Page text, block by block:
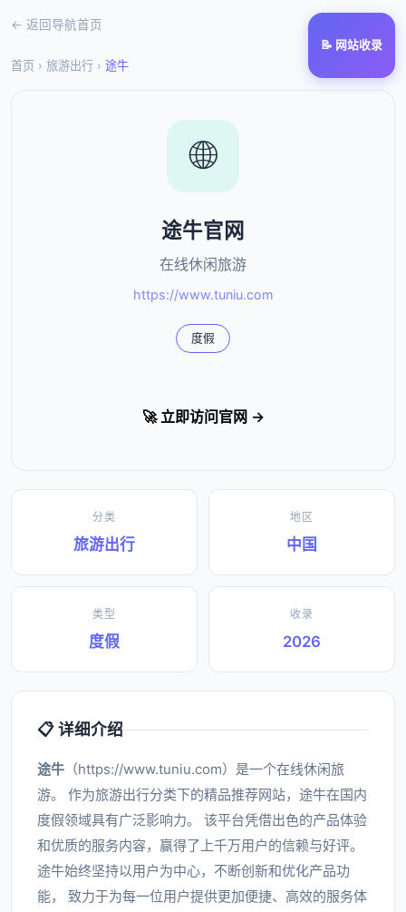
📝 网站收录
← 返回导航首页
首页 › 旅游出行 › 途牛
🌐
途牛官网
在线休闲旅游
https://www.tuniu.com
度假
🚀 立即访问官网 →
分类
旅游出行
地区
中国
类型
度假
收录
2026
📋 详细介绍
途牛 （https://www.tuniu.com）是一个在线休闲旅
游。 作为旅游出行分类下的精品推荐网站，途牛在国内
度假领域具有广泛影响力。 该平台凭借出色的产品体验
和优质的服务内容，赢得了上千万用户的信赖与好评。
途牛始终坚持以用户为中心，不断创新和优化产品功
能， 致力于为每一位用户提供更加便捷、高效的服务体